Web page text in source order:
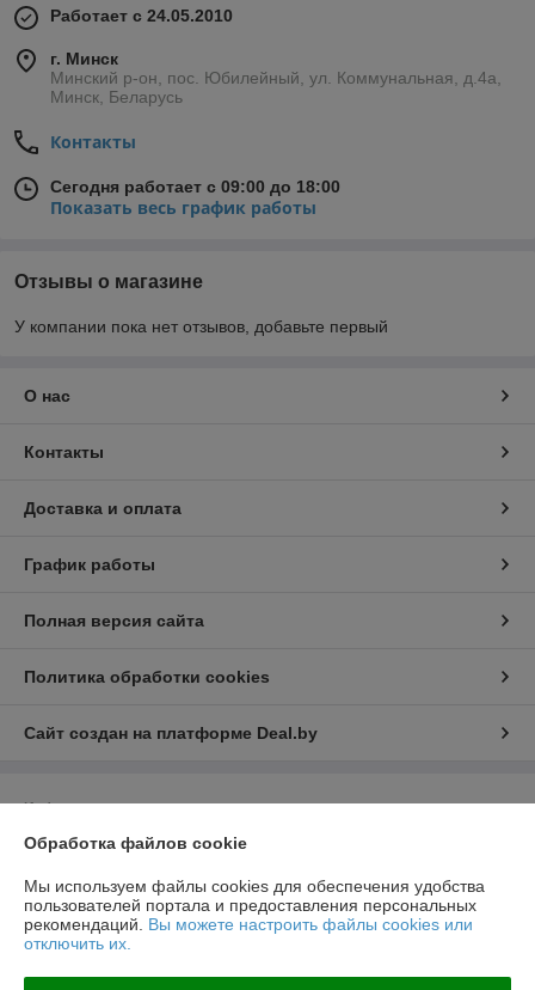
Работает с 24.05.2010
г. Минск
Минский р-он, пос. Юбилейный, ул. Коммунальная, д.4а,
Минск, Беларусь
Контакты
Сегодня работает с 09:00 до 18:00
Показать весь график работы
Отзывы о магазине
У компании пока нет отзывов, добавьте первый
О нас
Контакты
Доставка и оплата
График работы
Полная версия сайта
Политика обработки cookies
Сайт создан на платформе Deal.by
Информация для покупателя
Юридическое лицо:Общество с ограниченной ответственностью
Минская обл, Минский р-н, п.Юбилейный, ул. Коммунальная, д.4а/7
Регистрационный номер ЕГР: 690637053
Обработка файлов cookie
Мы используем файлы cookies для обеспечения удобства
пользователей портала и предоставления персональных
рекомендаций. Вы можете настроить файлы cookies или
отключить их.